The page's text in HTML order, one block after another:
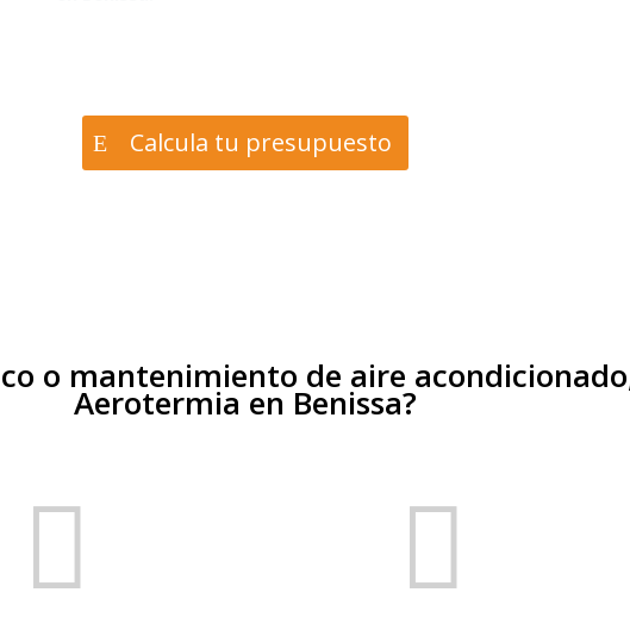
Calcula tu presupuesto
o mantenimiento de aire
Aerotermia en Benissa?
 